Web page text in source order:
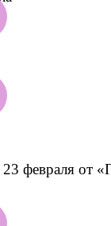
февраля от